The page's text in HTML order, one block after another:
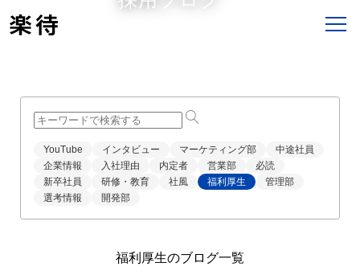
イベント
採用
YouTube インタビュー マーケティング部
中途社員
企業情報
入社理由 内定者 営業部
必読
新卒社員
研修・教育 社風 福利厚生
管理部
選考情報
開発部
福利厚生のブログ一覧